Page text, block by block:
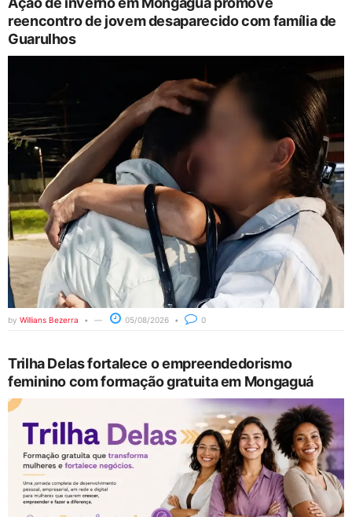
reencontro de jovem desaparecido com família de
Guarulhos
by Willians Bezerra 05/08/2026 0
Trilha Delas fortalece o empreendedorismo
feminino com formação gratuita em Mongaguá